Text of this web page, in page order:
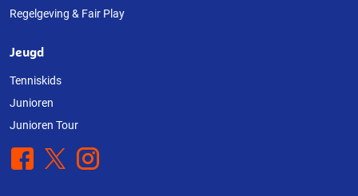
Regelgeving & Fair Play
Jeugd
Tenniskids
Junioren
Junioren Tour
Facebook
X Instagram